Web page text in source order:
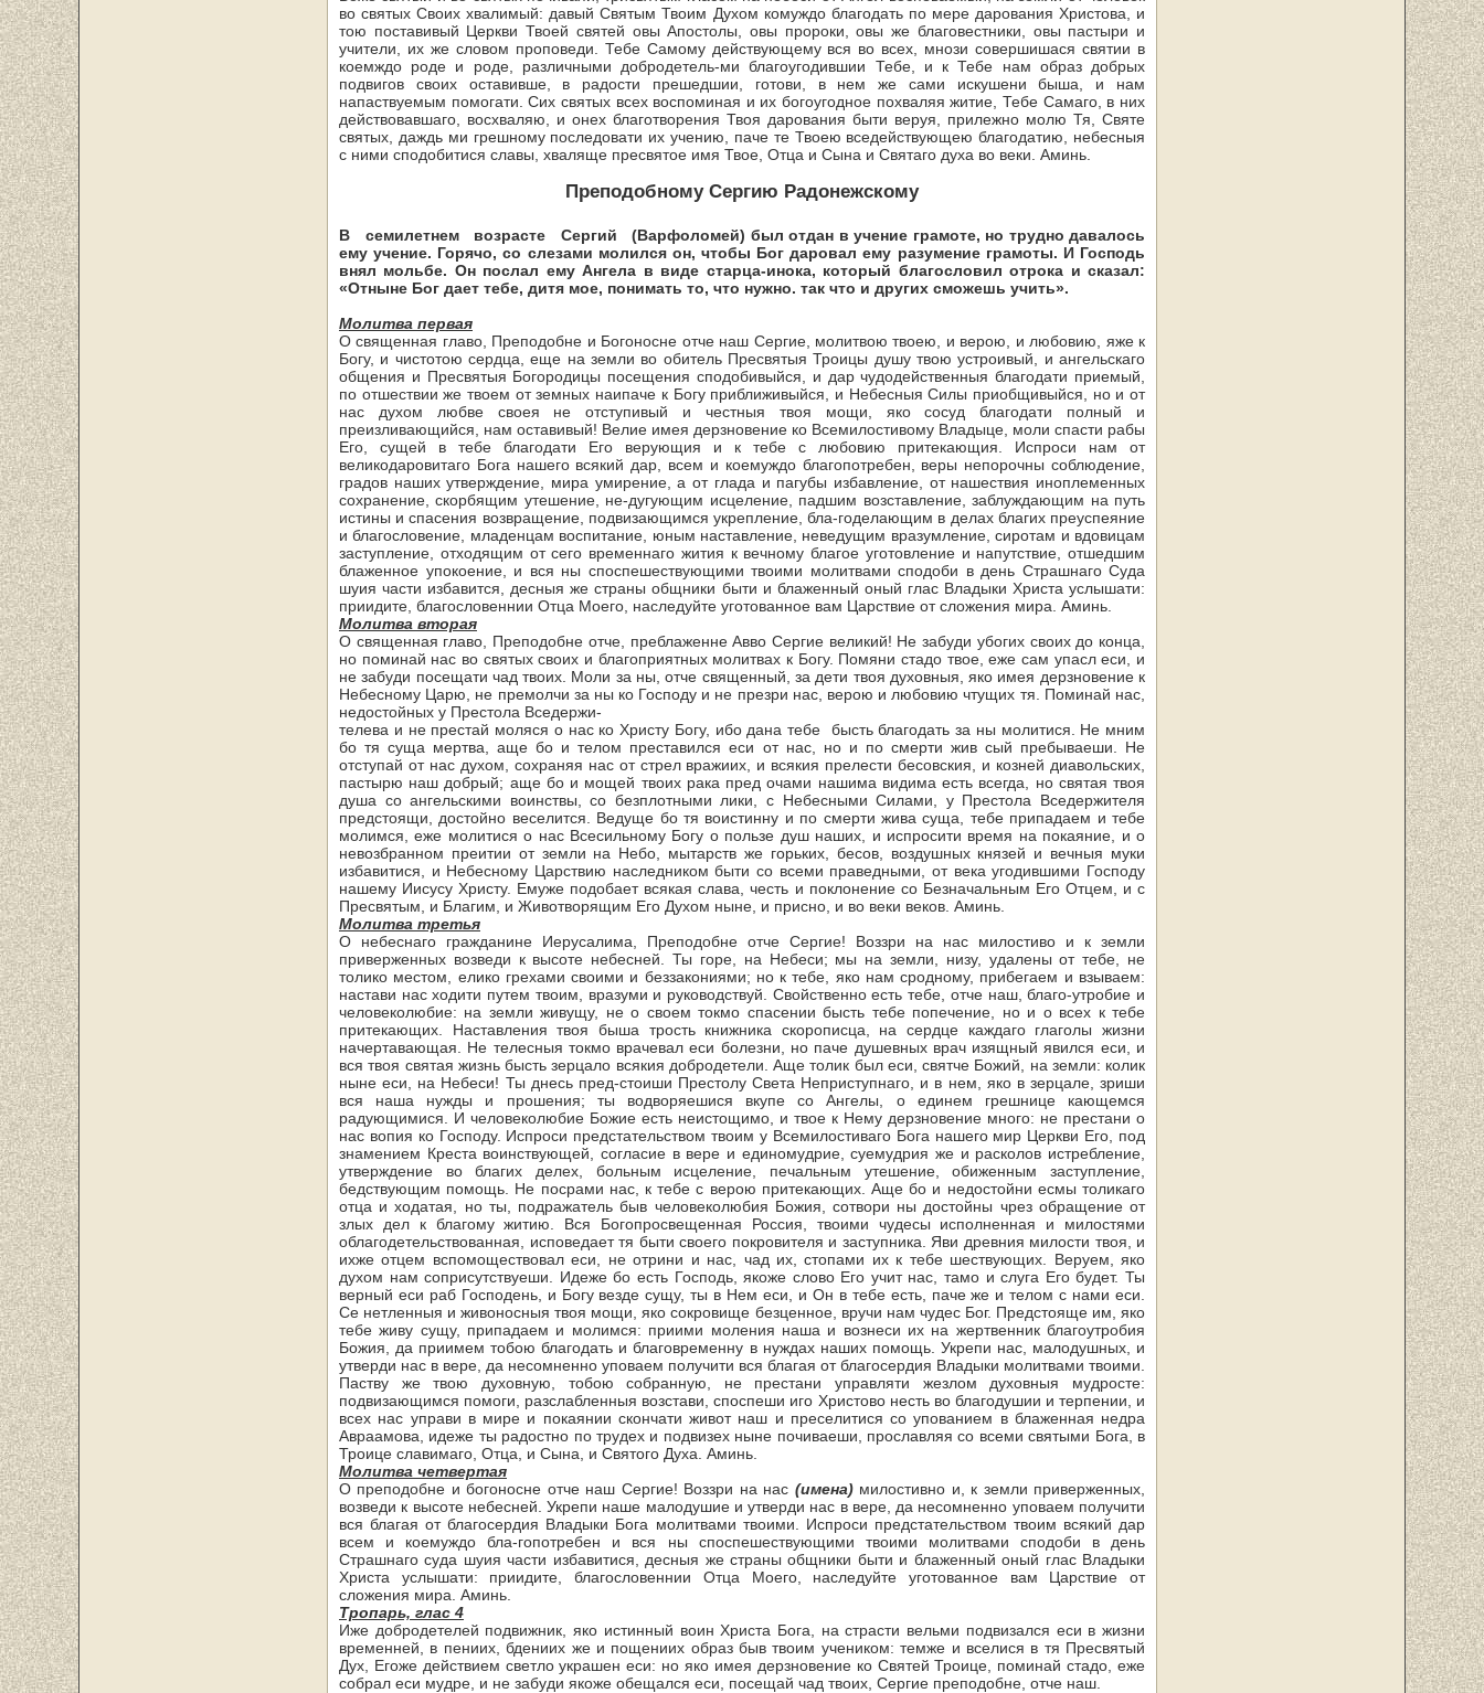
во святых Своих хвалимый: давый Святым Твоим Духом комуждо благо­дать по мере дарования Христова, и
тою поставивый Церкви Твоей святей овы Апостолы, овы пророки, овы же благовестники, овы пастыри и
учите­ли, их же словом проповеди. Тебе Самому действующему вся во всех, мнози совершишася святии в
коемждо роде и роде, различными добродетель-ми благоугодившии Тебе, и к Тебе нам образ добрых
подвигов своих оставивше, в радости прешедшии, готови, в нем же сами искушени быша, и нам
напаствуемым помогати. Сих святых всех воспоминая и их бого­угодное похваляя житие, Тебе Самаго, в них
действовавшаго, восхваляю, и онех благотворения Твоя дарования быти веруя, прилежно молю Тя, Святе
святых, даждь ми грешному последовати их учению, паче те Твоею вседействующею благодатию, небесныя
с ними сподобитися славы, хваляще пресвятое имя Твое, Отца и Сына и Святаго духа во веки. Аминь.
Преподобному Сергию Радонежскому
В семилетнем возрасте Сергий (Варфоломей) был отдан в учение грамоте, но трудно давалось
ему учение. Горячо, со слезами мо­лился он, чтобы Бог даровал ему разумение грамоты. И Господь
внял мольбе. Он послал ему Ангела в виде старца-инока, который благословил отрока и сказал:
«Отныне Бог дает тебе, дитя мое, понимать то, что нужно. так что и других сможешь учить».
Молитва первая
О священная главо, Преподобне и Богоносне отче наш Сергие, молитвою твоею, и верою, и любовию, яже к
Богу, и чистотою сердца, еще на земли во обитель Пресвятыя Троицы душу твою устроивый, и ангельскаго
обще­ния и Пресвятыя Богородицы посещения сподобивыйся, и дар чудодейственныя благодати приемый,
по отшествии же твоем от земных наипаче к Богу приближивыйся, и Небесныя Силы приобщивыйся, но и от
нас духом любве своея не отступивый и честныя твоя мощи, яко сосуд благодати полный и
преизливающийся, нам оставивый! Велие имея дерзновение ко Всемило­стивому Владыце, моли спасти рабы
Его, сущей в тебе благода­ти Его верующия и к тебе с любовию притекающия. Испроси нам от
великодаровитаго Бога нашего всякий дар, всем и коемуждо благопотребен, веры непорочны соблюдение,
градов на­ших утверждение, мира умирение, а от глада и пагубы избавление, от нашествия иноплеменных
сохранение, скорбящим утешение, не-дугующим исцеление, падшим возставление, заблуждающим на путь
истины и спасения возвращение, подвизающимся укрепление, бла-годелающим в делах благих пре­успеяние
и благословение, младен­цам воспитание, юным наставление, неведущим вразумление, сиротам и вдовицам
заступление, отходя­щим от сего временнаго жития к вечному благое уготовление и напутствие, отшедшим
блажен­ное упокоение, и вся ны споспе­шествующими твоими молитвами сподоби в день Страшнаго Суда
шуия части избавится, десныя же страны общники быти и бла­женный оный глас Владыки Хрис­та услышати:
приидите, благословеннии Отца Моего, наследуйте уготованное вам Царствие от сложения мира. Аминь.
Молитва вторая
О священная главо, Преподобне отче, преблаженне Авво Сергие великий! Не забуди убогих своих до конца,
но поминай нас во святых своих и благоприятных молитвах к Богу. Помяни стадо твое, еже сам упасл еси, и
не забуди посещати чад твоих. Мо­ли за ны, отче священный, за дети твоя духовныя, яко имея дерзновение к
Небесному Царю, не премолчи за ны ко Господу и не презри нас, верою и любовию чтущих тя. Поминай нас,
недо­стойных у Престола Вседержи-
телева и не престай моляся о нас ко Христу Богу, ибо дана тебе бысть благодать за ны молитися. Не мним
бо тя суща мертва, аще бо и телом преставился еси от нас, но и по смерти жив сый пребываеши. Не
отступай от нас духом, сохраняя нас от стрел вражиих, и всякия прелести бесовския, и козней диавольских,
пастырю наш добрый; аще бо и мощей твоих рака пред очами нашима видима есть всегда, но святая твоя
душа со ангельскими воинствы, со безплотными лики, с Небесными Силами, у Пре­стола Вседержителя
предстоящи, достойно веселится. Ведуще бо тя воистинну и по смерти жива суща, тебе припадаем и тебе
молимся, еже молитися о нас Всесильному Богу о пользе душ наших, и испросити время на покаяние, и о
невозбранном преитии от земли на Небо, мытарств же горьких, бесов, воздушных князей и вечныя муки
избавитися, и Небесному Царствию на­следником быти со всеми пра­ведными, от века угодившими Господу
нашему Иисусу Христу. Емуже подобает всякая слава, честь и поклонение со Безначаль­ным Его Отцем, и с
Пресвятым, и Благим, и Животворящим Его Духом ныне, и присно, и во веки веков. Аминь.
Молитва третья
О небеснаго гражданине Иеру­салима, Преподобне отче Сергие! Воззри на нас милостиво и к земли
приверженных возведи к высоте небесней. Ты горе, на Небеси; мы на земли, низу, уда­лены от тебе, не
толико местом, елико грехами своими и беззакониями; но к тебе, яко нам сродному, прибегаем и взываем:
настави нас ходити путем твоим, вразуми и руководствуй. Свойст­венно есть тебе, отче наш, благо-утробие и
человеколюбие: на зем­ли живущу, не о своем токмо спасении бысть тебе попечение, но и о всех к тебе
притекающих. Наставления твоя быша трость книжника скорописца, на сердце каждаго глаголы жизни
начертавающая. Не телесныя токмо вра­чевал еси болезни, но паче ду­шевных врач изящный явился еси, и
вся твоя святая жизнь бысть зерцало всякия доброде­тели. Аще толик был еси, святче Божий, на земли: колик
ныне еси, на Небеси! Ты днесь пред-стоиши Престолу Света Неприступнаго, и в нем, яко в зерцале, зриши
вся наша нужды и про­шения; ты водворяешися вкупе со Ангелы, о единем грешнице кающемся
радующимися. И челове­колюбие Божие есть неистощимо, и твое к Нему дерзновение много: не престани о
нас вопия ко Господу. Испроси предстательством твоим у Всемилостиваго Бо­га нашего мир Церкви Его, под
знамением Креста воинствующей, согласие в вере и единомудрие, суемудрия же и расколов истреб­ление,
утверждение во благих делех, больным исцеление, пе­чальным утешение, обиженным заступление,
бедствующим помощь. Не посрами нас, к тебе с верою притекающих. Аще бо и недостойни есмы толикаго
отца и ходатая, но ты, подражатель быв человеколюбия Божия, сотвори ны достойны чрез обращение от
злых дел к благому житию. Вся Богопросвещенная Россия, твоими чудесы исполненная и милостя­ми
облагодетельствованная, ис­поведает тя быти своего покровителя и заступника. Яви древния милости твоя, и
ихже отцем вспомоществовал еси, не отрини и нас, чад их, стопами их к тебе шествующих. Веруем, яко
духом нам соприсутствуеши. Идеже бо есть Господь, якоже слово Его учит нас, тамо и слуга Его будет. Ты
верный еси раб Господень, и Богу везде сущу, ты в Нем еси, и Он в тебе есть, паче же и телом с нами еси.
Се нетленныя и живоносныя твоя мощи, яко сокро­вище безценное, вручи нам чудес Бог. Предстояще им, яко
тебе живу сущу, припадаем и молимся: приими моления наша и вознеси их на жертвенник благоутробия
Божия, да приимем тобою благо­дать и благовременну в нуждах наших помощь. Укрепи нас, мало­душных, и
утверди нас в вере, да несомненно уповаем получити вся благая от благосердия Владыки молитвами твоими.
Паству же твою духовную, тобою собранную, не престани управляти жезлом духовныя мудросте:
подвизающим­ся помоги, разслабленныя возстави, споспеши иго Христово несть во благодушии и терпении, и
всех нас управи в мире и покая­нии скончати живот наш и преселитися со упованием в блажен­ная недра
Авраамова, идеже ты радостно по трудех и подвизех ныне почиваеши, прославляя со всеми святыми Бога, в
Троице славимаго, Отца, и Сына, и Святого Духа. Аминь.
Молитва четвертая
О преподобне и богоносне отче наш Сергие! Воззри на нас (имена)милостивно и, к земли приверженных,
возведи к высоте небесней. Укрепи наше малодушие и утверди нас в вере, да несомненно уповаем получити
вся благая от благосердия Владыки Бога молитвами твоими. Испроси предстательст­вом твоим всякий дар
всем и коемуждо бла-гопотребен и вся ны споспешествующими твоими молитвами сподоби в день
Страшнаго суда шуия части избавитися, десныя же страны общники быти и блаженный оный глас Владыки
Христа услышати: приидите, благословеннии Отца Моего, наследуйте уго­тованное вам Царствие от
сложения мира. Аминь.
Тропарь, глас 4
Иже добродетелей подвижник, яко истинный воин Христа Бога, на стра­сти вельми подвизался еси в жизни
временней, в пениих, бдениих же и пощениих образ быв твоим учеником: темже и вселися в тя Пресвятый
Дух, Егоже действием светло украшен еси: но яко имея дерзновение ко Святей Троице, поминай стадо, еже
собрал еси мудре, и не забуди якоже обещал­ся еси, посещай чад твоих, Сергие преподобне, отче наш.